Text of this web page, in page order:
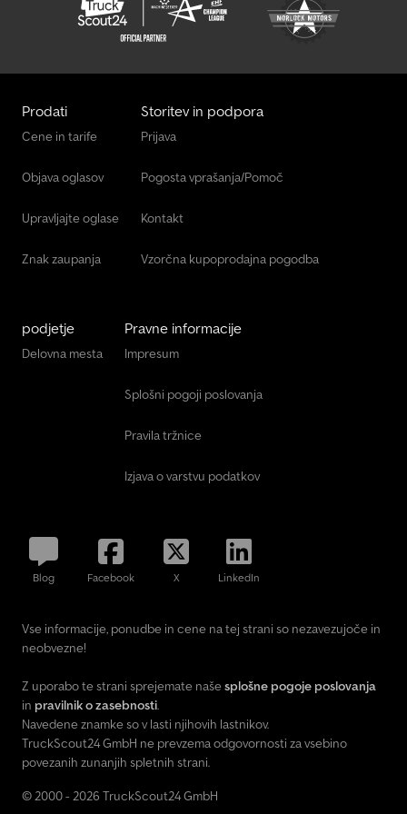
Prodati
Cene in tarife
Objava oglasov
Upravljajte oglase
Znak zaupanja
Storitev in podpora
Prijava
Pogosta vprašanja/Pomoč
Kontakt
Vzorčna kupoprodajna pogodba
podjetje
Delovna mesta
Pravne informacije
Impresum
Splošni pogoji poslovanja
Pravila tržnice
Izjava o varstvu podatkov
Blog Facebook X LinkedIn
Vse informacije, ponudbe in cene na tej strani so nezavezujoče in
neobvezne!
Z uporabo te strani sprejemate naše splošne pogoje poslovanja
in pravilnik o zasebnosti.
Navedene znamke so v lasti njihovih lastnikov.
TruckScout24 GmbH ne prevzema odgovornosti za vsebino
povezanih zunanjih spletnih strani.
© 2000 - 2026 TruckScout24 GmbH